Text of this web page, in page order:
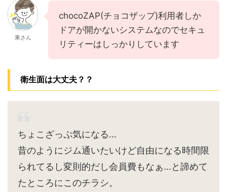
東さん
chocoZAP(チョコザップ)利用者しか
ドアが開かないシステムなのでセキュ
リティーはしっかりしています
衛生面は大丈夫？？
ちょこざっぷ気になる…
昔のようにジム通いたいけど自由になる時間限
られてるし変則的だし会員費もなぁ…と諦めて
たところにこのチラシ。